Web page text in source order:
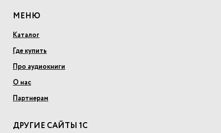
МЕНЮ
Каталог
Где купить
Про аудиокниги
О нас
Партнерам
ДРУГИЕ САЙТЫ 1С